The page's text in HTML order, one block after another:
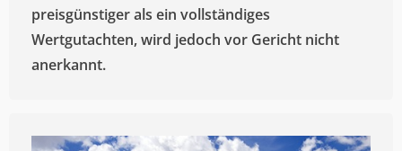
preisgünstiger als ein vollständiges
Wertgutachten, wird jedoch vor Gericht nicht
anerkannt.